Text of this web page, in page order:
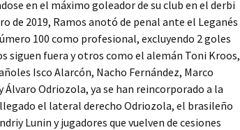
en el máximo goleador de su club en el derbi
de 2019, Ramos anotó de penal ante el Leganés
100 como profesional, excluyendo 2 goles
siguen fuera y otros como el alemán Toni Kroos,
Isco Alarcón, Nacho Fernández, Marco
Álvaro Odriozola, ya se han reincorporado a la
el lateral derecho Odriozola, el brasileño
Lunin y jugadores que vuelven de cesiones